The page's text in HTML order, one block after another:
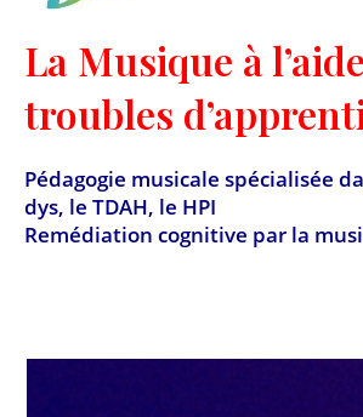
La Musique à
troubles
Pédagogie musicale spécialisée
dys, le TDAH, le HPI
Remédiation cognitive par la